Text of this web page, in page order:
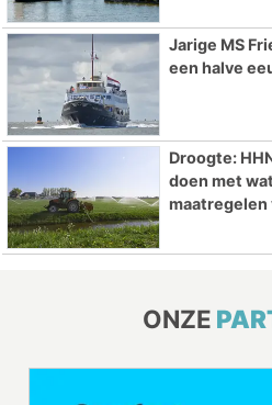
Jarige MS
een halve
Droogte:
doen met
maatregelen
ONZE